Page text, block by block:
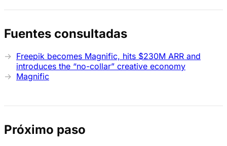
Fuentes consultadas
Freepik becomes Magnific, hits $230M ARR and
introduces the “no-collar” creative economy
Magnific
Próximo paso